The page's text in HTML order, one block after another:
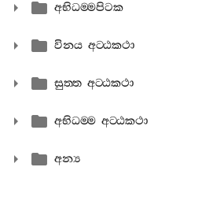
අභිධම‍්මපිටක
විනය අට‍්ඨකථා
සුත‍්ත අට‍්ඨකථා
අභිධම‍්ම අට‍්ඨකථා
අන්‍ය